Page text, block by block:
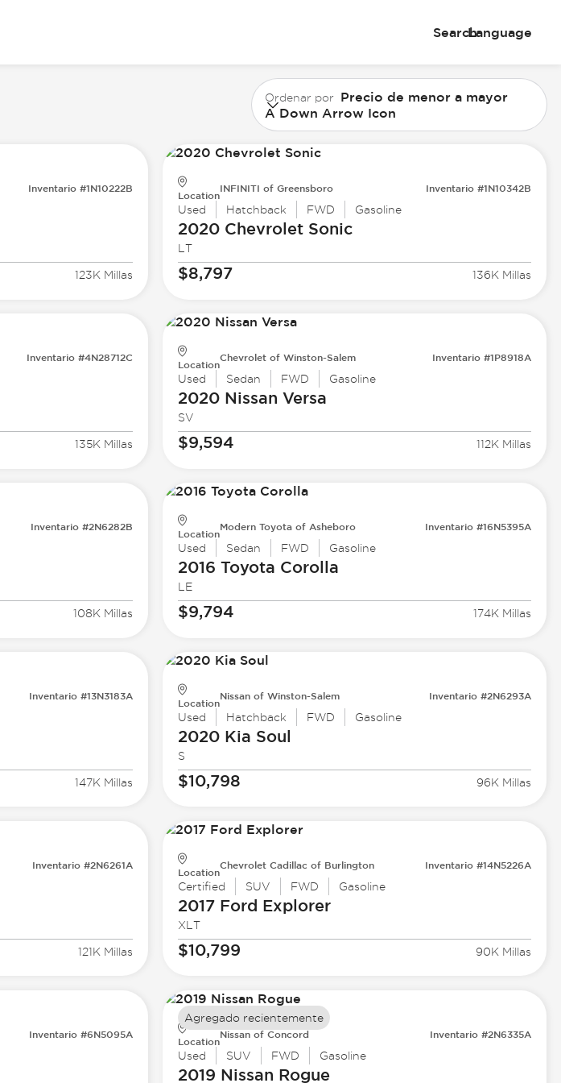
SearchLanguage
Ordenar por Precio de menor a mayor
A Down Arrow Icon
Inventario #1N10222B
123K Millas
Location
INFINITI of Greensboro Inventario #1N10342B
Used Hatchback FWD Gasoline
2020 ChevroletSonic
LT
$8,797 136K Millas
Inventario #4N28712C
135K Millas
Location
Chevrolet of Winston-Salem Inventario #1P8918A
Used Sedan FWD Gasoline
2020 Nissan Versa
SV
$9,594 112K Millas
Inventario #2N6282B
108K Millas
Location
Modern Toyota of Asheboro Inventario #16N5395A
Used Sedan FWD Gasoline
2016 Toyota Corolla
LE
$9,794 174K Millas
Inventario #13N3183A
147K Millas
Location
Nissan of Winston-Salem Inventario #2N6293A
Used Hatchback FWD Gasoline
2020 Kia Soul
S
$10,798 96K Millas
Inventario #2N6261A
121K Millas
Location
Chevrolet Cadillac of Burlington Inventario #14N5226A
Certified SUV FWD Gasoline
2017 Ford Explorer
XLT
$10,799 90K Millas
Inventario #6N5095A
Location
Nissan of Concord Inventario #2N6335A
Used SUV FWD Gasoline
2019 Nissan Rogue
Agregado recientemente